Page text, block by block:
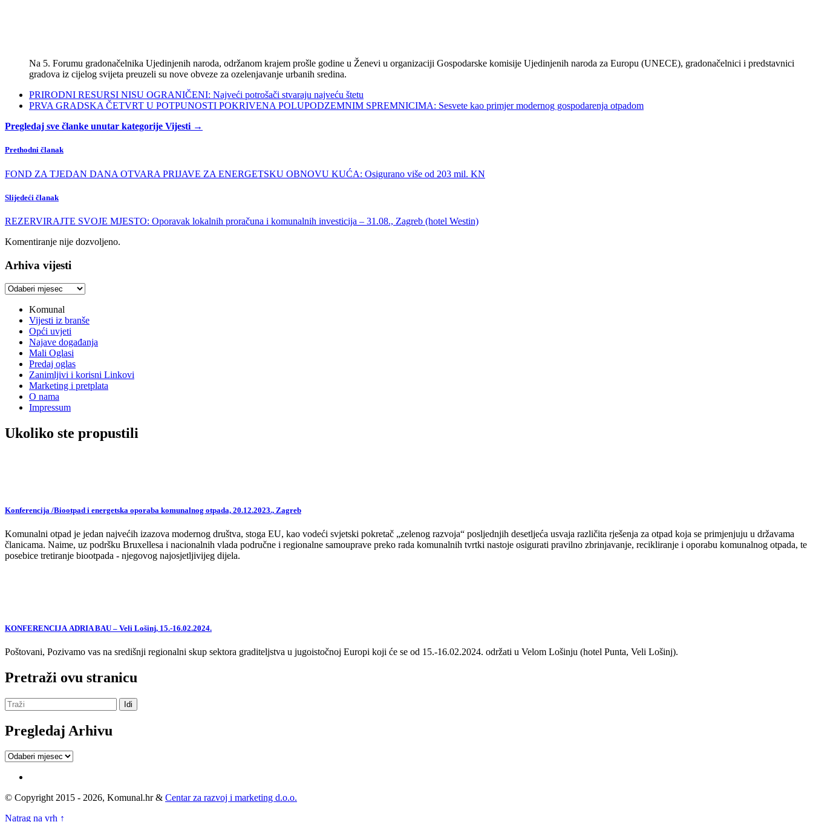
Na 5. Forumu gradonačelnika Ujedinjenih naroda, održanom krajem prošle godine u Ženevi u organizaciji Gospodarske komisije Ujedinjenih naroda za Europu (UNECE), gradonačelnici i predstavnici
gradova iz cijelog svijeta preuzeli su nove obveze za ozelenjavanje urbanih sredina.
PRIRODNI RESURSI NISU OGRANIČENI: Najveći potrošači stvaraju najveću štetu
PRVA GRADSKA ČETVRT U POTPUNOSTI POKRIVENA POLUPODZEMNIM SPREMNICIMA: Sesvete kao primjer modernog gospodarenja otpadom
Pregledaj sve članke unutar kategorije Vijesti →
Prethodni članak
FOND ZA TJEDAN DANA OTVARA PRIJAVE ZA ENERGETSKU OBNOVU KUĆA: Osigurano više od 203 mil. KN
Slijedeći članak
REZERVIRAJTE SVOJE MJESTO: Oporavak lokalnih proračuna i komunalnih investicija – 31.08., Zagreb (hotel Westin)
Komentiranje nije dozvoljeno.
Arhiva vijesti
Arhiva
Komunal
Vijesti iz branše
Opći uvjeti
Najave događanja
Mali Oglasi
Predaj oglas
Zanimljivi i korisni Linkovi
Marketing i pretplata
O nama
Impressum
Ukoliko ste propustili
Konferencija /Biootpad i energetska oporaba komunalnog otpada, 20.12.2023., Zagreb
Komunalni otpad je jedan najvećih izazova modernog društva, stoga EU, kao vodeći svjetski pokretač „zelenog razvoja“ posljednjih desetljeća usvaja različita rješenja za otpad koja se primjenjuju u državama
članicama. Naime, uz podršku Bruxellesa i nacionalnih vlada područne i regionalne samouprave preko rada komunalnih tvrtki nastoje osigurati pravilno zbrinjavanje, recikliranje i oporabu komunalnog otpada, te
posebice tretiranje biootpada - njegovog najosjetljivijeg dijela.
KONFERENCIJA ADRIA BAU – Veli Lošinj, 15.-16.02.2024.
Poštovani, Pozivamo vas na središnji regionalni skup sektora graditeljstva u jugoistočnoj Europi koji će se od 15.-16.02.2024. održati u Velom Lošinju (hotel Punta, Veli Lošinj).
Pretraži ovu stranicu
Pregledaj Arhivu
Pregledaj
© Copyright 2015 - 2026, Komunal.hr & Centar za razvoj i marketing d.o.o.
Natrag na vrh ↑